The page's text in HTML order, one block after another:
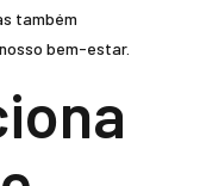
também
bem-estar.